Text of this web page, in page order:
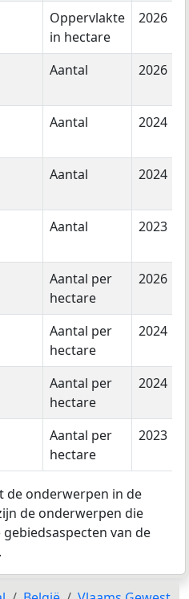
Oppervlakte
in hectare
2026
Aantal 2026
Aantal 2024
Aantal 2024
Aantal 2023
Aantal per
hectare
2026
Aantal per
hectare
2024
Aantal per
hectare
2024
Aantal per
hectare
2023
de onderwerpen in de
de onderwerpen die
van de